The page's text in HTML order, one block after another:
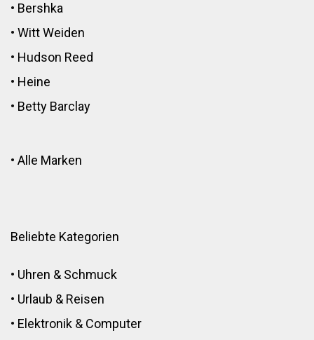
• Bershka
• Witt Weiden
• Hudson Reed
• Heine
• Betty Barclay
• Alle Marken
Beliebte Kategorien
• Uhren & Schmuck
• Urlaub & Reisen
• Elektronik & Computer